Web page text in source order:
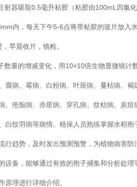
射器吸取0.5毫升粘胶（粘胶由100mL四氯
内，每天下午5-6点将带粘胶的玻片放入
，早晨收片，镜检。
数量的增减变化，用10×10倍生物显微镜
腐病、霉病、白粉病、叶斑病、蔓枯病、
、疮痂病、赤星病、穿孔病、纹枯病、炭
白纹羽病等病情。植保人员熟练掌握水稻
行趋势，及时发出预测预警，为植物病害
设备，能够通过有效的孢子捕集和分析处
原理进行详细介绍。